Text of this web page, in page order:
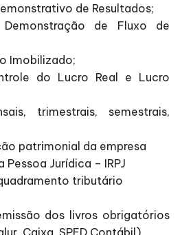
de Resultados;
de Fluxo de
Imobilizado;
do Lucro Real e Lucro
trimestrais, semestrais,
patrimonial da empresa
Pessoa Jurídica – IRPJ
tributário
dos livros obrigatórios
Caixa, SPED Contábil)